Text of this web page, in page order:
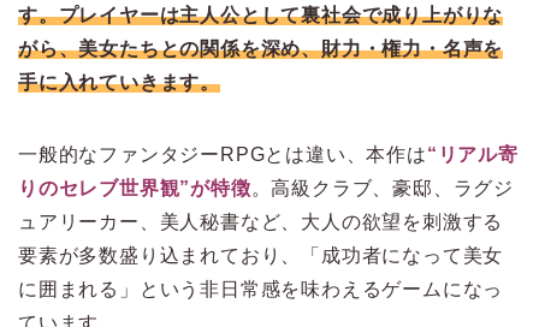
す。プレイヤーは主人公として裏社会で成り上がりな
がら、美女たちとの関係を深め、財力・権力・名声を
手に入れていきます。
一般的なファンタジーRPGとは違い、本作は“リアル寄
りのセレブ世界観”が特徴。高級クラブ、豪邸、ラグジ
ュアリーカー、美人秘書など、大人の欲望を刺激する
要素が多数盛り込まれており、「成功者になって美女
に囲まれる」という非日常感を味わえるゲームになっ